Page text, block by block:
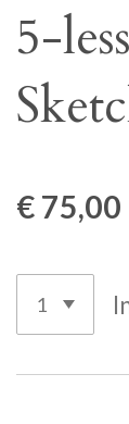
5-
€ 75,00